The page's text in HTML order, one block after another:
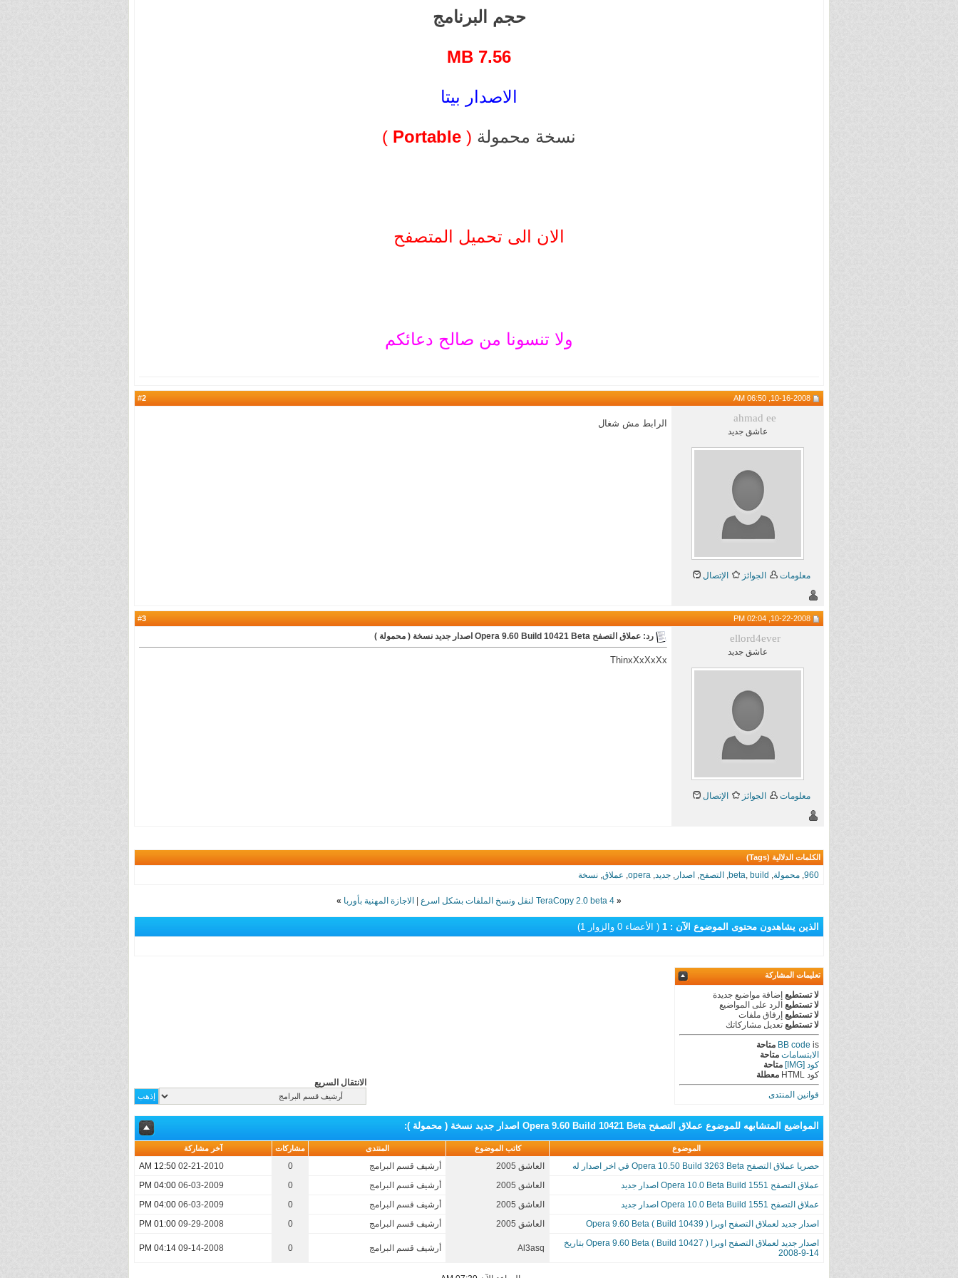
حجم البرنامج
7.56
الاصدار بيتا
نسخة محمولة (
Portable
)
الان الى تحميل المتصفح
ولا تنسونا من صالح دعائكم
2
ahmad ee
عاشق جديد
معلومات الجوائز الإتصال
الرابط مش شغال
3
ellord4ever
عاشق جديد
معلومات الجوائز الإتصال
رد: عملاق التصفح Opera 9.60 Build 10421 Beta اصدار جديد نسخة ( محمولة )
ThinxXxXxXx
الكلمات الدلالية (Tags)
960 محمولة beta build التصفح اصدار جديد opera عملاق نسخة
« TeraCopy 2.0 beta 4 لنقل ونسخ الملفات بشكل اسرع | الاجازة المهنية بأوربا »
الذين يشاهدون محتوى الموضوع الآن : 1 ( الأعضاء 0 والزوار 1)
تعليمات المشاركة
لا تستطيع إضافة مواضيع جديدة
لا تستطيع الرد على المواضيع
لا تستطيع إرفاق ملفات
لا تستطيع تعديل مشاركاتك
BB code is
متاحة
الابتسامات متاحة
كود [IMG]
متاحة
كود HTML
معطلة
قوانين المنتدى
الانتقال السريع
المواضيع المتشابهه للموضوع عملاق التصفح Opera 9.60 Build 10421 Beta اصدار جديد نسخة ( محمولة ) :
الموضوع كاتب الموضوع المنتدى مشاركات آخر مشاركة
حصريا عملاق التصفح Opera 10.50 Build 3263 Beta في اخر اصدار له العاشق 2005 أرشيف قسم البرامج 0
02-21-2010
12:50 AM
عملاق التصفح Opera 10.0 Beta Build 1551 اصدار جديد
العاشق 2005 أرشيف قسم البرامج 0
06-03-2009
04:00 PM
عملاق التصفح Opera 10.0 Beta Build 1551 اصدار جديد
العاشق 2005 أرشيف قسم البرامج 0
06-03-2009
04:00 PM
اصدار جديد لعملاق التصفح اوبرا ( Opera 9.60 Beta ( Build 10439
العاشق 2005 أرشيف قسم البرامج 0
09-29-2008
01:00 PM
اصدار جديد لعملاق التصفح اوبرا ( Opera 9.60 Beta ( Build 10427 بتاريخ
14-9-2008
Al3asq أرشيف قسم البرامج 0
09-14-2008
04:14 PM